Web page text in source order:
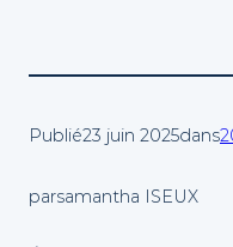
Publié23 juin 2025dans
parsamantha ISEUX